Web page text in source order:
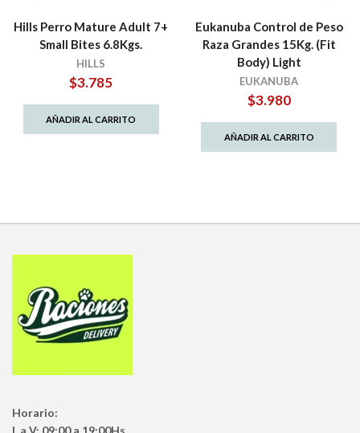
Hills Perro Mature Adult 7+
Small Bites 6.8Kgs.
HILLS
$3.785
AÑADIR AL CARRITO
Eukanuba Control de Peso
Raza Grandes 15Kg. (Fit
Body) Light
EUKANUBA
$3.980
AÑADIR AL CARRITO
Horario:
L a V: 09:00 a 19:00Hs